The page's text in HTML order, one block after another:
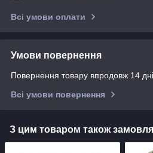
Всі умови оплати
Умови повернення
Повернення товару впродовж 14
Всі умови повернення
З цим товаром також